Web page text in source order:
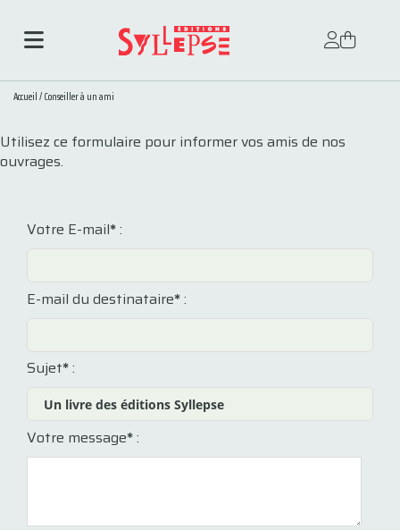
Accueil/Conseiller à un ami
Utilisez ce formulaire pour informer vos amis de nos
ouvrages.
Votre E-mail*:
E-mail du destinataire*:
Sujet*:
Votre message*: